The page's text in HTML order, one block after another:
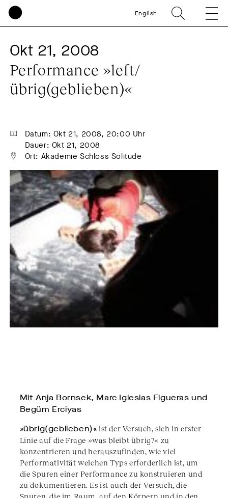
English
Okt 21, 2008
Performance »left/
übrig(geblieben)«
Datum: Okt 21, 2008, 20:00 Uhr
Dauer: Okt 21, 2008
Ort: Akademie Schloss Solitude
Mit Anja Bornsek, Marc Iglesias Figueras und
Begüm Erciyas
»übrig(geblieben)« ist der Versuch, sich in erster
Linie auf die Frage »was bleibt übrig?« zu
konzentrieren und herauszufinden, wie viel
Performativität welchen Typs erforderlich ist, um
die Spuren einer Performance zu konstruieren und
zu dokumentieren. Es ist auch der Versuch, die
Spuren, die im Raum, auf den Körpern und in den